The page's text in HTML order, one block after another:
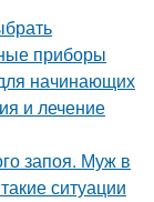
приборы
начинающих
и лечение
запоя. Муж в
ситуации